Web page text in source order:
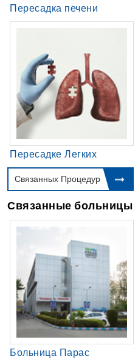
Пересадка печени
Пересадке Легких
Связанных Процедур
Связанные больницы
Больница Парас